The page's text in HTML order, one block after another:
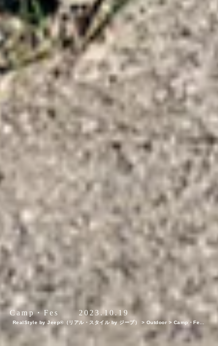
Camp・Fes 2023.10.19
RealStyle by Jeep®（リアル・スタイル by ジープ） > Outdoor > Camp・Fes
【Jeepモデル別・積載企画】新型 Jeep Grand Cherokeeで行くキャンプを人気ス
タイリスト・平健一がレクチャー